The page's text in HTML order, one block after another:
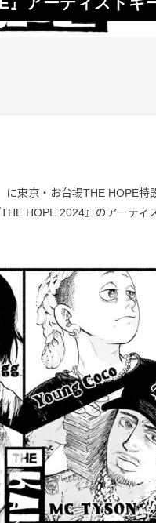
東京・お台場THE HOPE特
HOPE 2024』のアーティ